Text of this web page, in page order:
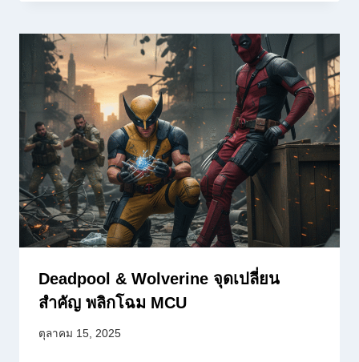
Deadpool & Wolverine จุดเปลี่ยน
สำคัญ พลิกโฉม MCU
ตุลาคม 15, 2025